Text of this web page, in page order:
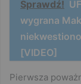
Sprawdź!
wygrana
[VIDEO]
Pierwsza